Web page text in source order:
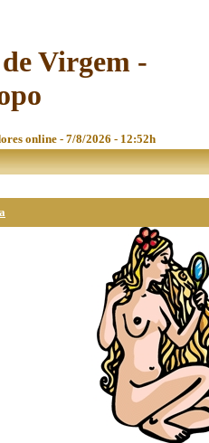
Virgem -
online - 7/8/2026 - 12:52h